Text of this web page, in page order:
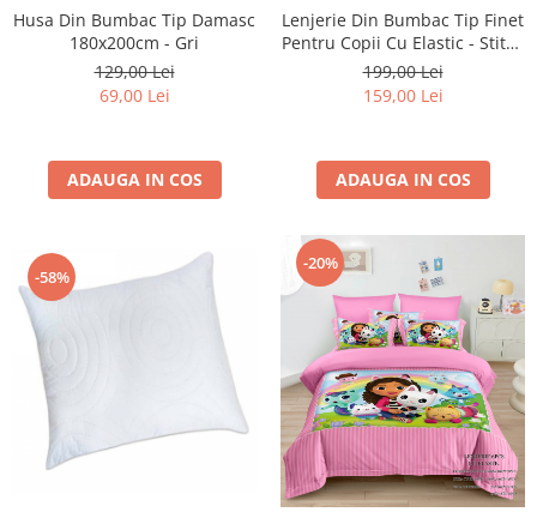
Husa Din Bumbac Tip Damasc
180x200cm - Gri
129,00 Lei
69,00 Lei
ADAUGA IN COS
Lenjerie Din Bumbac Tip Finet
Pentru Copii Cu Elastic - Stitch
Si Angel Pe Camp De Flori
199,00 Lei
159,00 Lei
ADAUGA IN COS
-58%
-20%